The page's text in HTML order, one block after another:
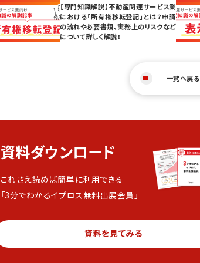
【専門知識解説】不動産関連サービス業
における「所有権移転登記」とは？申請
の流れや必要書類、実務上のリスクなど
について詳しく解説！
一覧へ戻る
資料ダウンロード
これさえ読めば簡単に利用できる
「3分でわかるイプロス無料出展会員」
資料を見てみる